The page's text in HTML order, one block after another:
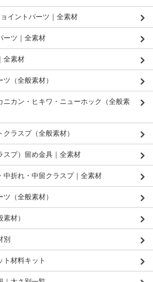
イントパーツ｜全素材
ーツ｜全素材
全素材
（全般素材）
ニカン・ヒキワ・ニューホック（全般素
ラスプ（全般素材）
スプ）留め金具｜全素材
中折れ・中留クラスプ｜全素材
（全般素材）
材）
別
ト材料キット